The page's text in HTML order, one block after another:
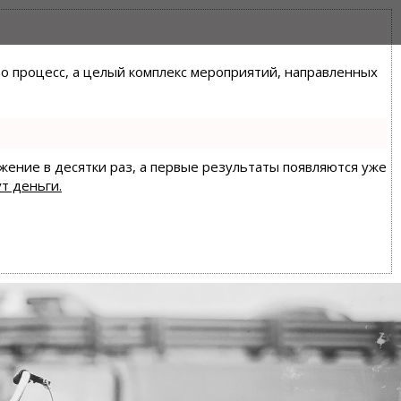
процесс, а целый комплекс мероприятий, направленных
в десятки раз, а первые результаты появляются уже
деньги.